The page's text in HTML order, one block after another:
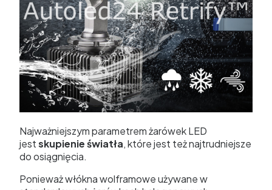
Najważniejszym parametrem żarówek LED
jestskupienie światła, które jest też najtrudniejsze
do osiągnięcia.
Ponieważ włókna wolframowe używane w